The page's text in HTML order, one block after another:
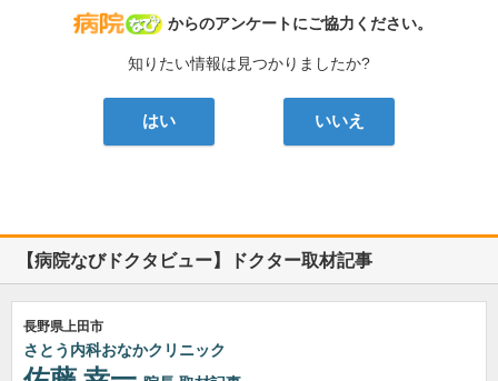
病院なび
からのアンケートにご協力ください。
知りたい情報は見つかりましたか?
はい いいえ
【病院なびドクタビュー】ドクター取材記事
長野県上田市
さとう内科おなかクリニック